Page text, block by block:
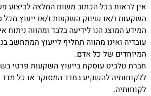
אין לראות בכל הכתוב משום המלצה לביצוע
השקעות ו/או שיווק השקעות ו/או ייעוץ מכל
המידע המוצג הנו לידיעה בלבד ומהווה
עובדיה ואינו מהווה תחליף לייעוץ המתחשב
המיוחדים של כל אדם.
חברת טלביט עוסקת בייעוץ השקעות פרטי
ללקוחותיה להשקיע במדד המסוקר או כל
לקוחותיה.